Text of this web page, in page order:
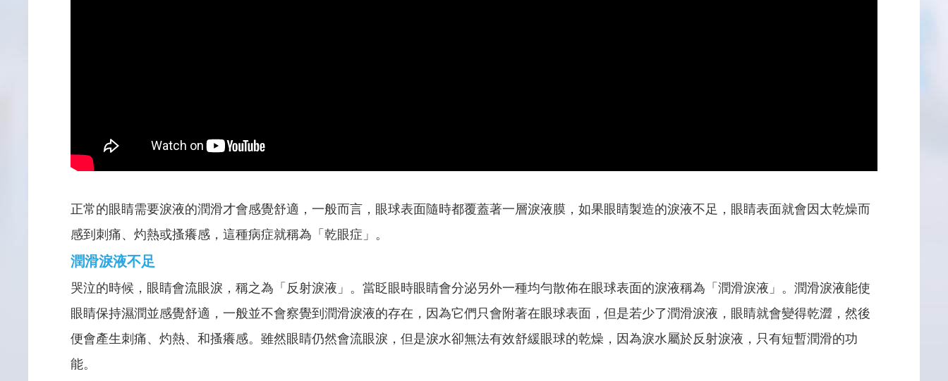
正常的眼睛需要淚液的潤滑才會感覺舒適，一般而言，眼球表面隨時都覆蓋著一層淚液膜，如果眼睛製造的淚液不足，眼睛表面就會因太乾燥而
感到刺痛、灼熱或搔癢感，這種病症就稱為「乾眼症」。
潤滑淚液不足
哭泣的時候，眼睛會流眼淚，稱之為「反射淚液」。當眨眼時眼睛會分泌另外一種均勻散佈在眼球表面的淚液稱為「潤滑淚液」。潤滑淚液能使
眼睛保持濕潤並感覺舒適，一般並不會察覺到潤滑淚液的存在，因為它們只會附著在眼球表面，但是若少了潤滑淚液，眼睛就會變得乾澀，然後
便會產生刺痛、灼熱、和搔癢感。雖然眼睛仍然會流眼淚，但是淚水卻無法有效舒緩眼球的乾燥，因為淚水屬於反射淚液，只有短暫潤滑的功
能。